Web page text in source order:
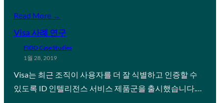
Read More →
Visa 사례 연구
FIDO Case Studies
1월 28, 2019
Visa는 최근 조직이 사용자를 더 잘 식별하고 인증할 수
있도록 ID 인텔리전스 서비스 제품군을 출시했습니다.…